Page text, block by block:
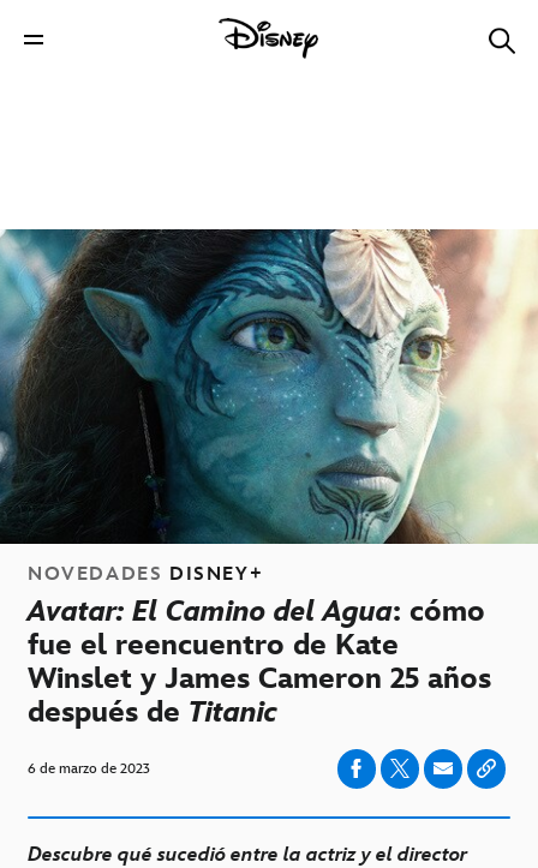
NOVEDADES DISNEY+
Avatar: El Camino del Agua: cómo
fue el reencuentro de Kate
Winslet y James Cameron 25 años
después de Titanic
6 de marzo de 2023
Descubre qué sucedió entre la actriz y el director